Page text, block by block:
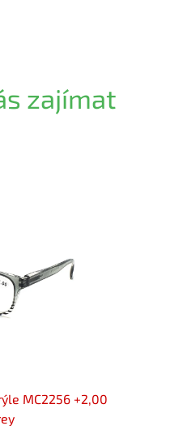
zajímat
MC2256 +2,00